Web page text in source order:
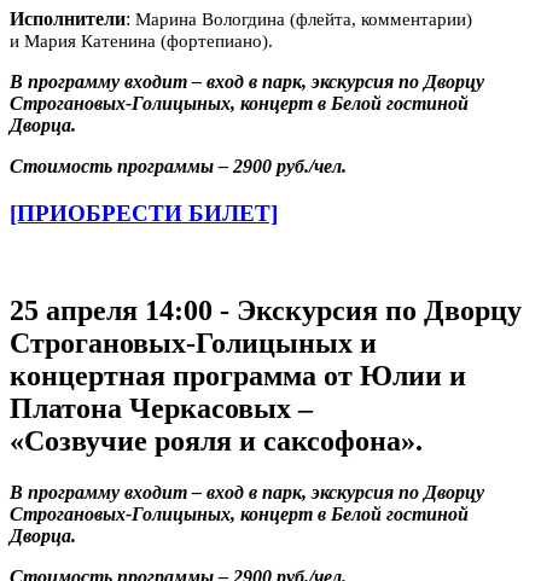
Исполнители: Марина Вологдина (флейта, комментарии)
и Мария Катенина (фортепиано).
В программу входит – вход в парк, экскурсия по Дворцу
Строгановых-Голицыных, концерт в Белой гостиной
Дворца.
Стоимость программы – 2900 руб./чел.
[ПРИОБРЕСТИ БИЛЕТ]
25 апреля 14:00 - Экскурсия по Дворцу
Строгановых-Голицыных и
концертная программа от Юлии и
Платона Черкасовых –
«Созвучие рояля и саксофона».
В программу входит – вход в парк, экскурсия по Дворцу
Строгановых-Голицыных, концерт в Белой гостиной
Дворца.